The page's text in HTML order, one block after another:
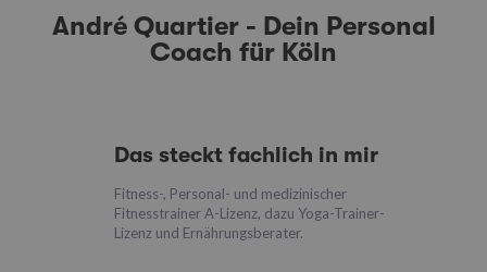
André Quartier - Dein Personal
Coach für Köln
Das steckt fachlich in mir
Fitness-, Personal- und medizinischer
Fitnesstrainer A-Lizenz, dazu Yoga-Trainer-
Lizenz und Ernährungsberater.